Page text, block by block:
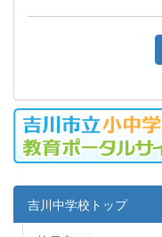
吉川中学校トップ